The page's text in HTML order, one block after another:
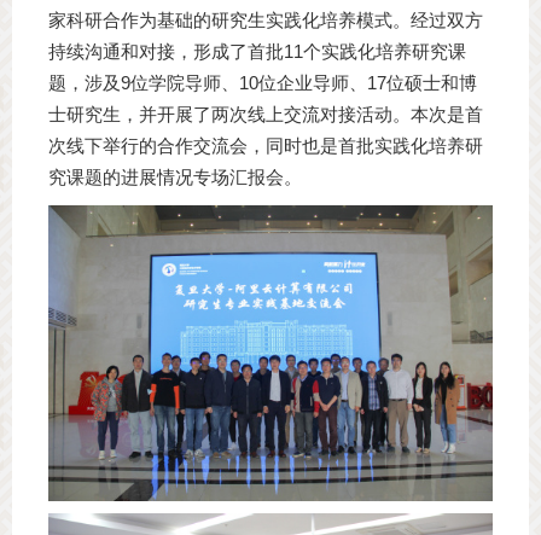
家科研合作为基础的研究生实践化培养模式。经过双方
持续沟通和对接，形成了首批11个实践化培养研究课
题，涉及9位学院导师、10位企业导师、17位硕士和博
士研究生，并开展了两次线上交流对接活动。本次是首
次线下举行的合作交流会，同时也是首批实践化培养研
究课题的进展情况专场汇报会。